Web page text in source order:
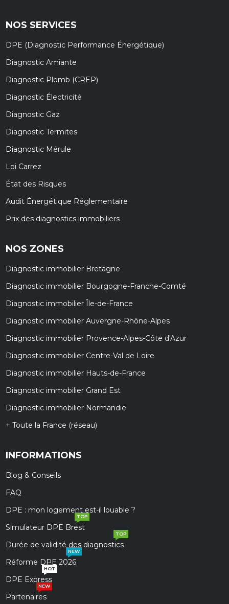
NOS SERVICES
DPE (Diagnostic Performance Énergétique)
Diagnostic Amiante
Diagnostic Plomb (CREP)
Diagnostic Électricité
Diagnostic Gaz
Diagnostic Termites
Diagnostic Mérule
Loi Carrez
État des Risques
Audit Énergétique Réglementaire
Prix des diagnostics immobiliers
NOS ZONES
Diagnostic immobilier Bretagne
Diagnostic immobilier Bourgogne-Franche-Comté
Diagnostic immobilier Île-de-France
Diagnostic immobilier Auvergne-Rhône-Alpes
Diagnostic immobilier Provence-Alpes-Côte d'Azur
Diagnostic immobilier Centre-Val de Loire
Diagnostic immobilier Hauts-de-France
Diagnostic immobilier Grand Est
Diagnostic immobilier Normandie
+ Toute la France (réseau)
INFORMATIONS
Blog & Conseils
FAQ
DPE : mon logement est-il louable ?
Simulateur DPE Brest
TOP
Durée de validité des diagnostics
TOP
Réforme DPE 2026
NEW
DPE Express
HOT
Partenaires
NEW